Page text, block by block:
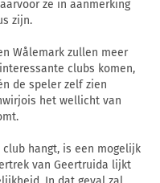
ze in aanmerking
zijn.
Wålemark zullen meer
clubs komen,
de speler zelf zien
het wellicht van
hangt, is een mogelijk
van Geertruida lijkt